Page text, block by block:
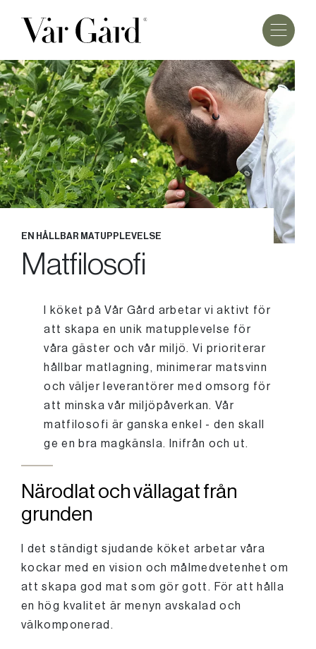
EN HÅLLBAR MATUPPLEVELSE
Matfilosofi
I köket på Vår Gård arbetar vi aktivt för
att skapa en unik matupplevelse för
våra gäster och vår miljö. Vi prioriterar
hållbar matlagning, minimerar matsvinn
och väljer leverantörer med omsorg för
att minska vår miljöpåverkan. Vår
matfilosofi är ganska enkel - den skall
ge en bra magkänsla. Inifrån och ut.
Närodlat och vällagat från
grunden
I det ständigt sjudande köket arbetar våra
kockar med en vision och målmedvetenhet om
att skapa god mat som gör gott. För att hålla
en hög kvalitet är menyn avskalad och
välkomponerad.